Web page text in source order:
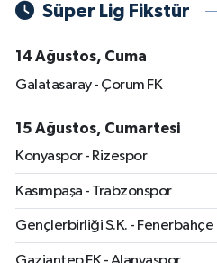
Süper Lig Fikstür
14 Ağustos, Cuma
Galatasaray - Çorum FK
15 Ağustos, Cumartesi
Konyaspor - Rizespor
Kasımpaşa - Trabzonspor
Gençlerbirliği S.K. - Fenerbahçe